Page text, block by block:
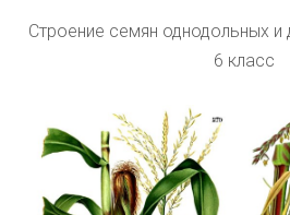
Строение семян однодольных и
6 класс